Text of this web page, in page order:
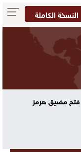
النسخة الكاملة
فتح مضيق هرمز